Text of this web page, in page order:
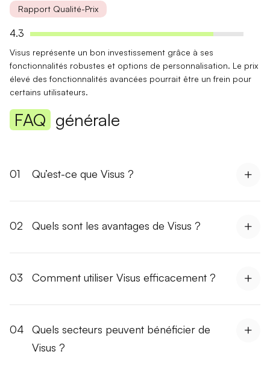
Rapport Qualité-Prix
4.3
Visus représente un bon investissement grâce à ses
fonctionnalités robustes et options de personnalisation. Le prix
élevé des fonctionnalités avancées pourrait être un frein pour
certains utilisateurs.
FAQ générale
01 Qu’est-ce que Visus ?
02 Quels sont les avantages de Visus ?
03 Comment utiliser Visus efficacement ?
04
Quels secteurs peuvent bénéficier de
Visus ?